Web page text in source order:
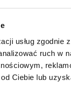
usług zgodnie z
ruch
Ciebie lub